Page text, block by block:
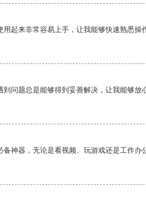
起来非常容易上手，让我能够快速熟悉操
问题总是能够得到妥善解决，让我能够放
神器，无论是看视频、玩游戏还是工作办